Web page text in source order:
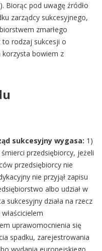
Biorąc pod uwagę źródło
zarządcy sukcesyjnego,
zmarłego
to rodzaj sukcesji o
korzysta bowiem z
sukcesyjny wygasa: 1)
przedsiębiorcy, jeżeli
przedsiębiorcy nie
nie przyjął zapisu
albo udział w
sukcesyjny działa na rzecz
uprawomocnienia się
spadku, zarejestrowania